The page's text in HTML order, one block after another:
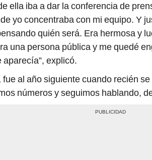
ella iba a dar la conferencia de
yo concentraba con mi equipo. Y
quién será. Era hermosa y
una persona pública y me quedé
aparecía”, explicó.
fue al año siguiente cuando recién
números y seguimos hablando,